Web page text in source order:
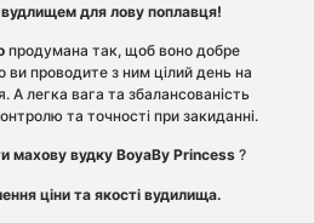
вудлищем для лову поплавця!
продумана так, щоб воно добре
ви проводите з ним цілий день на
А легка вага та збалансованість
та точності при закиданні.
махову вудку BoyaBy Princess ?
ціни та якості вудилища.